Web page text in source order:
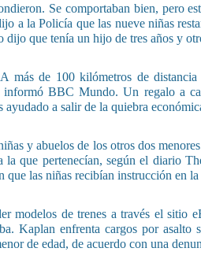
Se comportaban bien, pero
a la Policía que las nueve niñas
que tenía un hijo de tres años y
más de 100 kilómetros de
BBC Mundo. Un regalo a
ayudado a salir de la quiebra
y abuelos de los otros dos
que pertenecían, según el diario
que las niñas recibían instrucción en la
modelos de trenes a través el sitio
Kaplan enfrenta cargos por asalto
de edad, de acuerdo con una